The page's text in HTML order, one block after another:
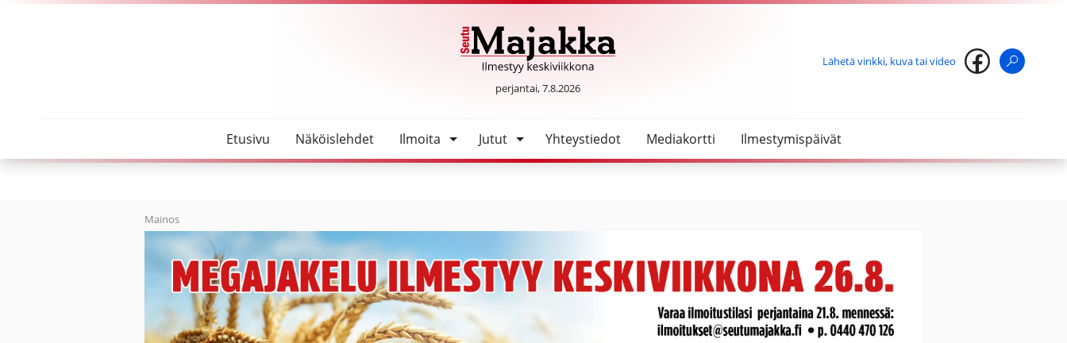
SeutuMajakka
perjantai, 7.8.2026
Lähetä vinkki, kuva tai video
Etusivu Näköislehdet Ilmoita Jutut Yhteystiedot Mediakortti Ilmestymispäivät
Mainos